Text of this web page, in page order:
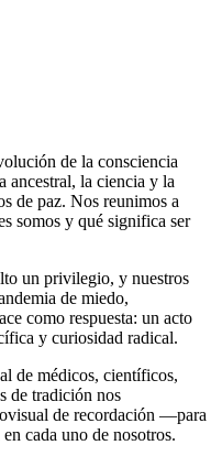
de la consciencia
ancestral, la ciencia y la
de paz. Nos reunimos a
somos y qué significa ser
un privilegio, y nuestros
de miedo,
como respuesta: un acto
y curiosidad radical.
de médicos, científicos,
de tradición nos
de recordación —para
cada uno de nosotros.